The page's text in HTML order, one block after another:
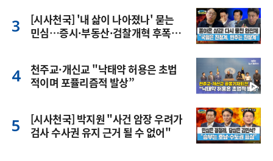
[시사천국] '내 삶이 나아졌나' 묻는
민심…증시·부동산·검찰개혁 후폭
천주교·개신교 "낙태약 허용은 초법
적이며 포퓰리즘적 발상”
[시사천국] 박지원 "사건 암장 우려가
검사 수사권 유지 근거 될 수 없어"